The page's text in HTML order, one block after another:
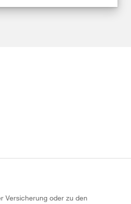
Versicherung oder zu den